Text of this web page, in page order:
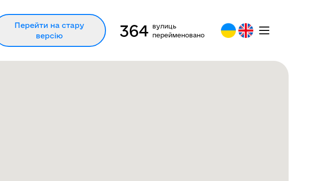
Перейти на стару
версію
364
вулиць
перейменовано